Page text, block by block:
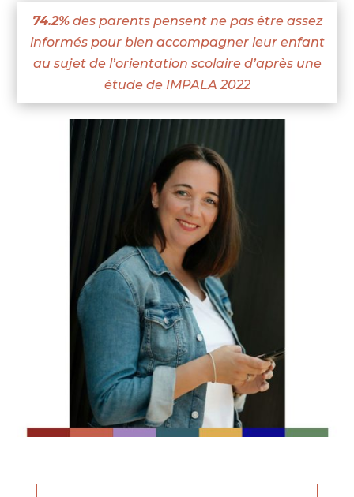
74.2%des parents pensent ne pas être assez
informés pour bien accompagner leur enfant
au sujet de l’orientation scolaire d’après une
étude de IMPALA 2022